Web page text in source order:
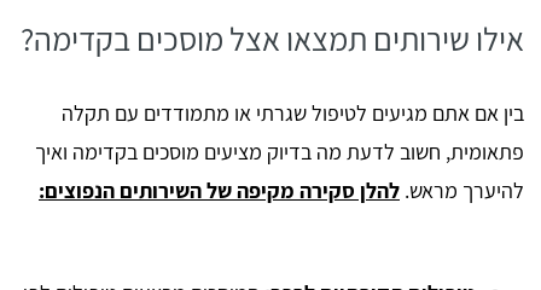
אילו שירותים תמצאו אצל מוסכים בקדימה?
בין אם אתם מגיעים לטיפול שגרתי או מתמודדים עם תקלה
פתאומית, חשוב לדעת מה בדיוק מציעים מוסכים בקדימה ואיך
להיערך מראש. להלן סקירה מקיפה של השירותים הנפוצים: